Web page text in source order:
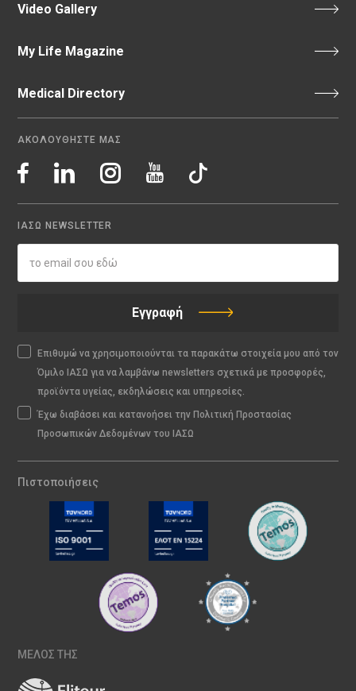
Video Gallery
My Life Magazine
Medical Directory
ΑΚΟΛΟΥΘΗΣΤΕ ΜΑΣ
ΙΑΣΩ NEWSLETTER
Εγγραφή
Επιθυμώ να χρησιμοποιούνται τα παρακάτω στοιχεία μου από τον
Όμιλο ΙΑΣΩ για να λαμβάνω newsletters σχετικά με προσφορές,
προϊόντα υγείας, εκδηλώσεις και υπηρεσίες.
Έχω διαβάσει και κατανοήσει την Πολιτική Προστασίας
Προσωπικών Δεδομένων του ΙΑΣΩ
Πιστοποιήσεις
ΜΕΛΟΣ ΤΗΣ